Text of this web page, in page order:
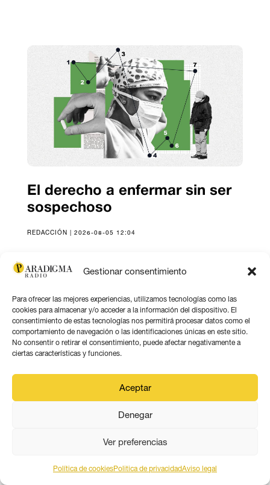
Gestionar consentimiento
Para ofrecer las mejores experiencias, utilizamos tecnologías como las
cookies para almacenar y/o acceder a la información del dispositivo. El
consentimiento de estas tecnologías nos permitirá procesar datos como el
comportamiento de navegación o las identificaciones únicas en este sitio.
No consentir o retirar el consentimiento, puede afectar negativamente a
ciertas características y funciones.
Aceptar
Denegar
Ver preferencias
Política de cookiesPolitica de privacidadAviso legal
El derecho a enfermar sin ser
sospechoso
REDACCIÓN | 2026-08-05 12:04
EL DERECHO A LA
EXILIADOS REPUBLICANOS Y
SUS DESCENDIENTES,